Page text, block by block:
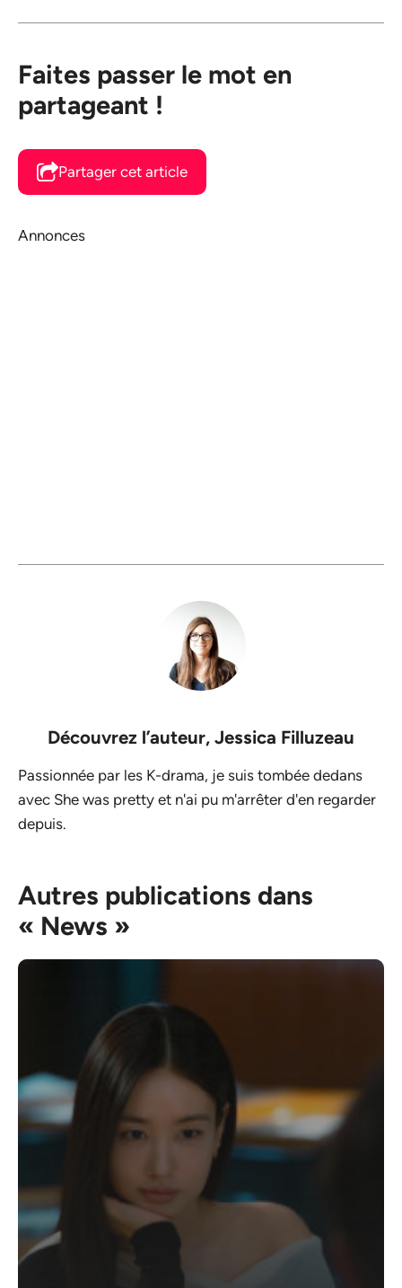
Faites passer le mot en
partageant !
Partager cet article
Annonces
Découvrez l’auteur, Jessica Filluzeau
Passionnée par les K-drama, je suis tombée dedans
avec She was pretty et n'ai pu m'arrêter d'en regarder
depuis.
Autres publications dans
« News »